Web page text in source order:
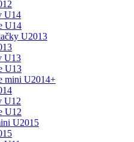
U14
U14
U2013
U13
U13
mini U2014+
U12
U12
U2015